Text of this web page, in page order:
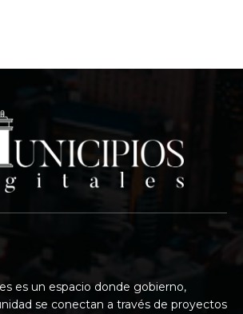
es un espacio donde gobierno,
se conectan a través de proyectos